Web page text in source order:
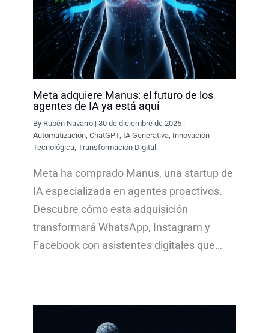
Meta adquiere Manus: el futuro de los
agentes de IA ya está aquí
By Rubén Navarro |30 de diciembre de 2025 |
Automatización ,ChatGPT, IA Generativa Innovación
Tecnológica ,Transformación Digital
Meta ha comprado Manus, una startup de
IA especializada en agentes proactivos.
Descubre cómo esta adquisición
transformará WhatsApp, Instagram y
Facebook con asistentes digitales que…